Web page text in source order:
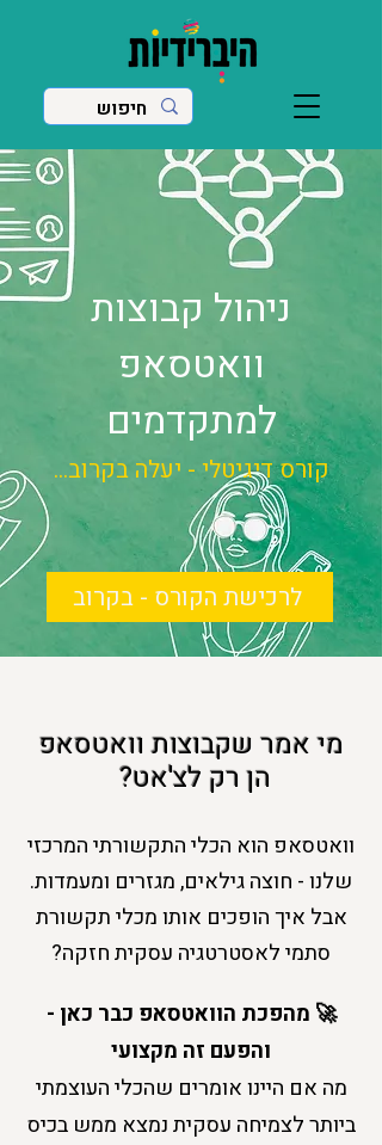
ניהול קבוצות
וואטסאפ
למתקדמים
קורס דיגיטלי - יעלה בקרוב...
לרכישת הקורס - בקרוב
מי אמר שקבוצות וואטסאפ
הן רק לצ'אט?
וואטסאפ הוא הכלי התקשורתי המרכזי
שלנו - חוצה גילאים, מגזרים ומעמדות.
אבל איך הופכים אותו מכלי תקשורת
סתמי לאסטרטגיה עסקית חזקה?
🚀 מהפכת הוואטסאפ כבר כאן -
והפעם זה מקצועי
מה אם היינו אומרים שהכלי העוצמתי
ביותר לצמיחה עסקית נמצא ממש בכיס